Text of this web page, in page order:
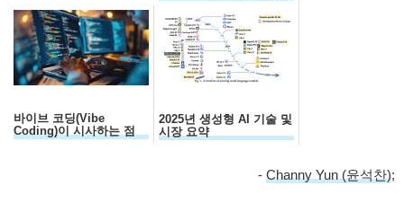
바이브 코딩(Vibe
Coding)이 시사하는 점
2025년 생성형 AI 기술 및
시장 요약
- Channy Yun (윤석찬);